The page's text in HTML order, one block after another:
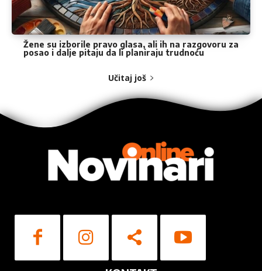
Žene su izborile pravo glasa, ali ih na razgovoru za
posao i dalje pitaju da li planiraju trudnoću
Učitaj još